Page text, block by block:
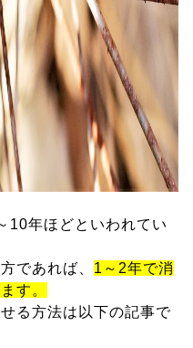
10年ほどといわれてい
であれば、 1～2年で消
す。
る方法は以下の記事で